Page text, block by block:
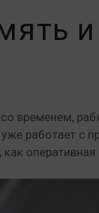
и
временем,
работает